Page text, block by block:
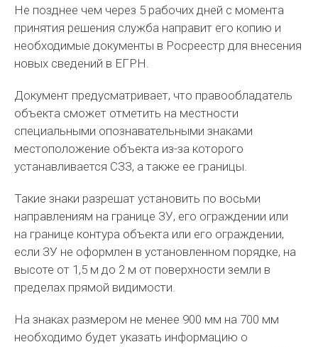
Не позднее чем через 5 рабочих дней с момента
принятия решения служба направит его копию и
необходимые документы в Росреестр для внесения
новых сведений в ЕГРН.
Документ предусматривает, что правообладатель
объекта сможет отметить на местности
специальными опознавательными знаками
местоположение объекта из-за которого
устанавливается СЗЗ, а также ее границы.
Такие знаки разрешат установить по восьми
направлениям на границе ЗУ, его ограждении или
на границе контура объекта или его ограждении,
если ЗУ не оформлен в установленном порядке, на
высоте от 1,5 м до 2 м от поверхности земли в
пределах прямой видимости.
На знаках размером не менее 900 мм на 700 мм
необходимо будет указать информацию о